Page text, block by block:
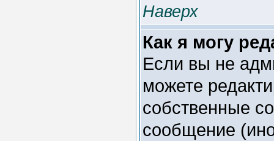
Наверх
Как я могу
Если вы не
можете
собственные
сообщение